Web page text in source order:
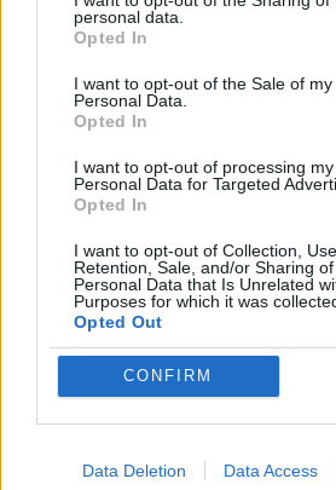
personal data.
Opted In
I want to opt-out of the Sale of my
Personal Data.
Opted In
I want to opt-out of processing my
Personal Data for Targeted
Opted In
I want to opt-out of Collection, Use,
Retention, Sale, and/or Sharing
Personal Data that Is Unrelated
Purposes for which it was
Opted Out
CONFIRM
Data Deletion Data Access